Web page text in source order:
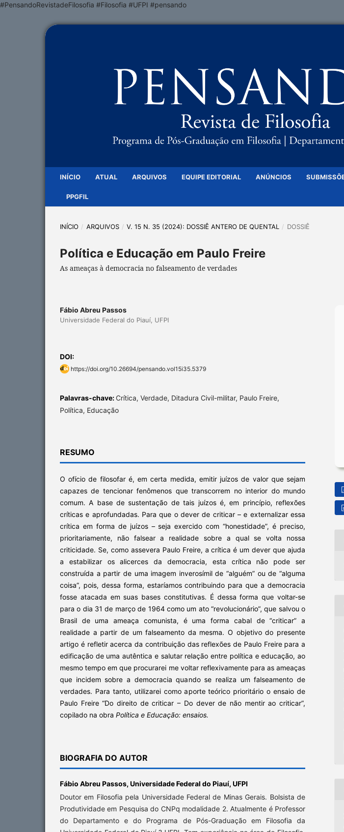
#PensandoRevistadeFilosofia #Filosofia #UFPI #pensando
INÍCIO ATUAL ARQUIVOS EQUIPE EDITORIAL ANÚNCIOS
PPGFIL
INÍCIO / ARQUIVOS / V. 15 N. 35 (2024): DOSSIÊ ANTERO DE QUENTAL / DOSSIÊ
Política e Educação em Paulo Freire
As ameaças à democracia no falseamento de verdades
Fábio Abreu Passos
Universidade Federal do Piauí, UFPI
DOI:
https://doi.org/10.26694/pensando.vol15i35.5379
Palavras-chave: Crítica, Verdade, Ditadura Civil-militar, Paulo Freire,
Política, Educação
RESUMO
O ofício de filosofar é, em certa medida, emitir juízos de valor que sejam
capazes de tencionar fenômenos que transcorrem no interior do mundo
comum. A base de sustentação de tais juízos é, em princípio, reflexões
críticas e aprofundadas. Para que o dever de criticar – e externalizar essa
crítica em forma de juízos – seja exercido com “honestidade”, é preciso,
prioritariamente, não falsear a realidade sobre a qual se volta nossa
criticidade. Se, como assevera Paulo Freire, a crítica é um dever que ajuda
a estabilizar os alicerces da democracia, esta crítica não pode ser
construída a partir de uma imagem inverosímil de “alguém” ou de “alguma
coisa”, pois, dessa forma, estaríamos contribuindo para que a democracia
fosse atacada em suas bases constitutivas. É dessa forma que voltar-se
para o dia 31 de março de 1964 como um ato “revolucionário”, que salvou o
Brasil de uma ameaça comunista, é uma forma cabal de “criticar” a
realidade a partir de um falseamento da mesma. O objetivo do presente
artigo é refletir acerca da contribuição das reflexões de Paulo Freire para a
edificação de uma autêntica e salutar relação entre política e educação, ao
mesmo tempo em que procurarei me voltar reflexivamente para as ameaças
que incidem sobre a democracia quando se realiza um falseamento de
verdades. Para tanto, utilizarei como aporte teórico prioritário o ensaio de
Paulo Freire “Do direito de criticar – Do dever de não mentir ao criticar”,
copilado na obra Política e Educação: ensaios.
BIOGRAFIA DO AUTOR
Fábio Abreu Passos, Universidade Federal do Piauí, UFPI
Doutor em Filosofia pela Universidade Federal de Minas Gerais. Bolsista de
Produtividade em Pesquisa do CNPq modalidade 2. Atualmente é Professor
do Departamento e do Programa de Pós-Graduação em Filosofia da